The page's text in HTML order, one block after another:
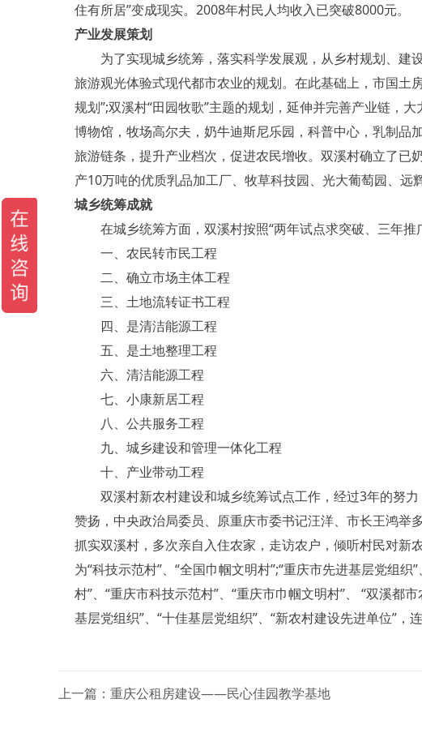
住有所居”变成现实。2008年村民人均收入已突破8000元。
产业发展策划
为了实现城乡统筹，落实科学发展观，从乡村规划、建
旅游观光体验式现代都市农业的规划。在此基础上，市国土
规划”;双溪村“田园牧歌”主题的规划，延伸并完善产业链，
博物馆，牧场高尔夫，奶牛迪斯尼乐园，科普中心，乳制
旅游链条，提升产业档次，促进农民增收。双溪村确立了
产10万吨的优质乳品加工厂、牧草科技园、光大葡萄园、
城乡统筹成就
在城乡统筹方面，双溪村按照“两年试点求突破、三年推
一、农民转市民工程
二、确立市场主体工程
三、土地流转证书工程
四、是清洁能源工程
五、是土地整理工程
六、清洁能源工程
七、小康新居工程
八、公共服务工程
九、城乡建设和管理一体化工程
十、产业带动工程
双溪村新农村建设和城乡统筹试点工作，经过3年的努力
赞扬，中央政治局委员、原重庆市委书记汪洋、市长王鸿
抓实双溪村，多次亲自入住农家，走访农户，倾听村民对
为“科技示范村”、“全国巾帼文明村”;“重庆市先进基层党组
村”、“重庆市科技示范村”、“重庆市巾帼文明村”、 “双溪都
基层党组织”、“十佳基层党组织”、“新农村建设先进单位”，
上一篇：重庆公租房建设——民心佳园教学基地